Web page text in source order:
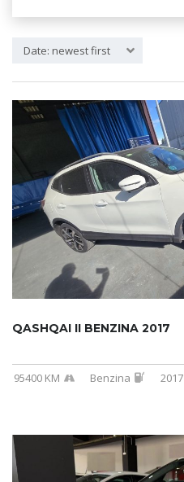
Date: newest first
QASHQAI II BENZINA 2017
95400 KM Benzina 2017